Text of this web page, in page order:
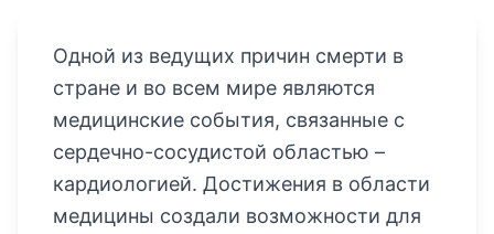
Одной из ведущих причин смерти в
стране и во всем мире являются
медицинские события, связанные с
сердечно-сосудистой областью –
кардиологией. Достижения в области
медицины создали возможности для